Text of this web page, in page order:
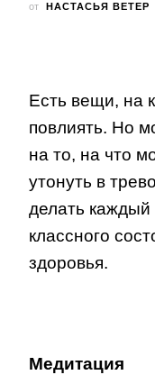
от НАСТАСЬЯ ВЕТЕР
Есть вещи, на
повлиять. Но
на то, на что
утонуть в
делать
классного
здоровья.
Медитация